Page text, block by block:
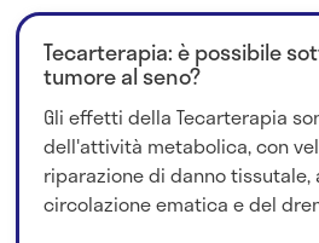
Tecarterapia: è possibile
tumore al seno?
Gli effetti della Tecarterapia
dell'attività metabolica, con
riparazione di danno tissutale,
circolazione ematica e del